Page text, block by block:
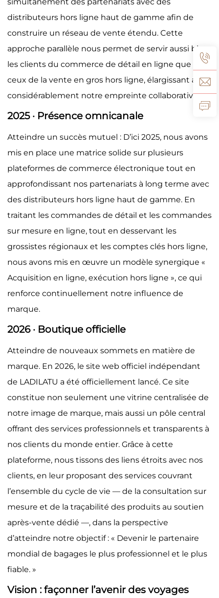
distributeurs hors ligne haut de gamme afin de
construire un réseau de vente étendu. Cette
approche parallèle nous permet de servir aussi bien
les clients du commerce de détail en ligne que
ceux de la vente en gros hors ligne, élargissant ainsi
considérablement notre empreinte collaborative.
2025 · Présence omnicanale
Atteindre un succès mutuel : D’ici 2025, nous avons
mis en place une matrice solide sur plusieurs
plateformes de commerce électronique tout en
approfondissant nos partenariats à long terme avec
des distributeurs hors ligne haut de gamme. En
traitant les commandes de détail et les commandes
sur mesure en ligne, tout en desservant les
grossistes régionaux et les comptes clés hors ligne,
nous avons mis en œuvre un modèle synergique «
Acquisition en ligne, exécution hors ligne », ce qui
renforce continuellement notre influence de
marque.
2026 · Boutique officielle
Atteindre de nouveaux sommets en matière de
marque. En 2026, le site web officiel indépendant
de LADILATU a été officiellement lancé. Ce site
constitue non seulement une vitrine centralisée de
notre image de marque, mais aussi un pôle central
offrant des services professionnels et transparents à
nos clients du monde entier. Grâce à cette
plateforme, nous tissons des liens étroits avec nos
clients, en leur proposant des services couvrant
l’ensemble du cycle de vie — de la consultation sur
mesure et de la traçabilité des produits au soutien
après-vente dédié —, dans la perspective
d’atteindre notre objectif : « Devenir le partenaire
mondial de bagages le plus professionnel et le plus
fiable. »
Vision : façonner l’avenir des voyages